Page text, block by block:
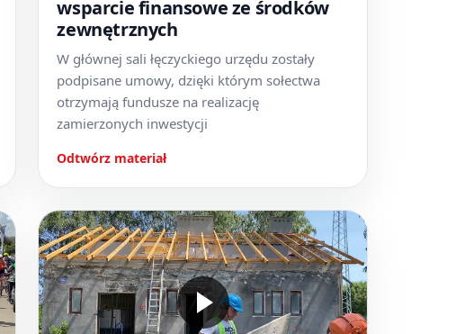
wsparcie finansowe ze środków
zewnętrznych
W głównej sali łęczyckiego urzędu zostały
podpisane umowy, dzięki którym sołectwa
otrzymają fundusze na realizację
zamierzonych inwestycji
Odtwórz materiał